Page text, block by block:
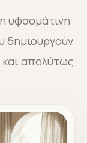
υφασμάτινη
δημιουργούν
απολύτως